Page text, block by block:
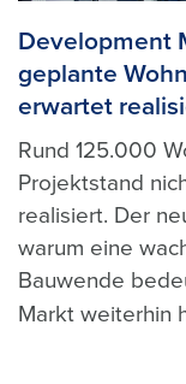
Development
geplante
erwartet
Rund 125.000
Projektstand
realisiert. Der
warum eine
Bauwende
Markt weiterhin